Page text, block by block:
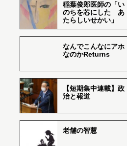
稲葉俊郎医師の「い
のちを芯にした あ
たらしいせかい」
なんでこんなにアホ
なのかReturns
【短期集中連載】政
治と報道
老舗の智慧